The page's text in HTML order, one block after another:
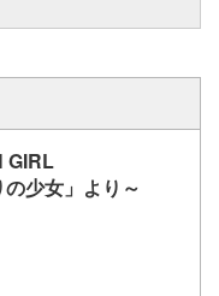
GIRL
少女」より～